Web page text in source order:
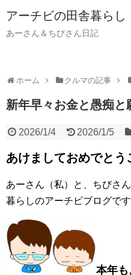
アーチビの田舎暮らし
あーさん＆ちびさん日記
ホーム クルマの記事
新年早々お金と愚痴と
2026/1/4 2026/1/5
あけましておめでとう
あーさん（私）と、ちびさ
暮らしのアーチビブログです
本年